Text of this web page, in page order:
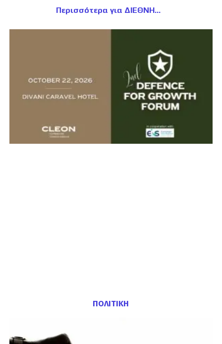
Περισσότερα για ΔΙΕΘΝΗ
ΠΟΛΙΤΙΚΗ